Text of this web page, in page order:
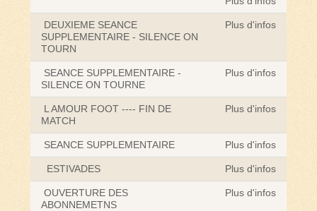
DEUXIEME SEANCE
SUPPLEMENTAIRE - SILENCE ON
TOURN
Plus d'infos
SEANCE SUPPLEMENTAIRE -
SILENCE ON TOURNE
Plus d'infos
L AMOUR FOOT ---- FIN DE
MATCH
Plus d'infos
SEANCE SUPPLEMENTAIRE Plus d'infos
ESTIVADES Plus d'infos
OUVERTURE DES
ABONNEMETNS
Plus d'infos